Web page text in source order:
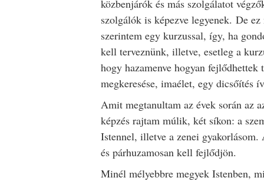
közbenjárók és más szolgálatot
szolgálók is képezve legyenek. De
szerintem egy kurzussal, így, ha
kell terveznünk, illetve, esetleg a
hogy hazamenve hogyan fejlődhettek
megkeresése, imaélet, egy dicsőítés
Amit megtanultam az évek során az
képzés rajtam múlik, két síkon: a
Istennel, illetve a zenei gyakorlásom.
és párhuzamosan kell fejlődjön.
Minél mélyebbre megyek Istenben,